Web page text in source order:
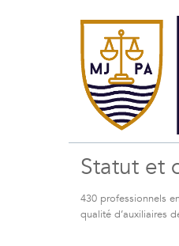
Statut et
430 professionnels
qualité d’auxiliaires